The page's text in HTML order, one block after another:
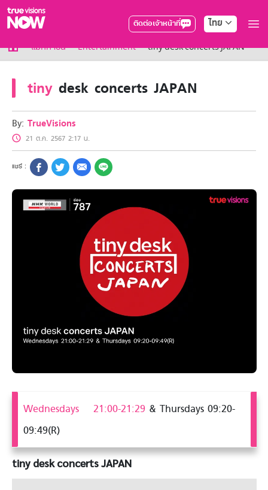
ติดต่อเจ้าหน้าที่ ไทย
True AF2026
แพ็กเกจ
NOW SPORTS
NOW Muay Thai
แพ็กเกจทรูวิชันส์นาวทั้งหมด
เคเบิลและจานดาวเทียม
สิทธิพิเศษ
สิทธิพิเศษลูกค้าทรูวิชั่นส์
HoReCa
แพ็กเกจสำหรับผู้ประกอบการ
หาร้านร่วมรายการ
แม็กกาซีน Entertainment tiny desk concerts JAPAN
tiny desk concerts JAPAN
By: TrueVisions
21 ต.ค. 2567 2:17 น.
Wednesdays 21:00-21:29 & Thursdays 09:20-
09:49(R)
tiny desk concerts JAPAN